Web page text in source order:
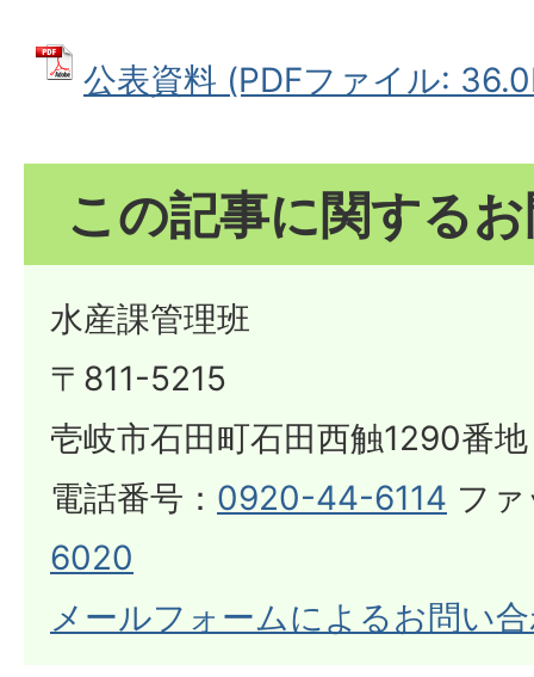
公表資料 (PDFファイル:
この記事に関する
水産課管理班
〒811-5215
壱岐市石田町石田西触1290番
電話番号： 0920-44-6114 フ
6020
メールフォームによるお問い